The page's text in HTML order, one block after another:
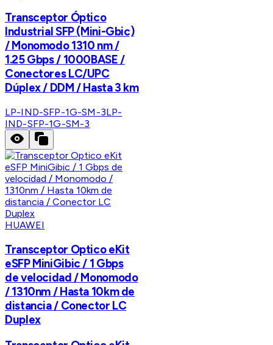
Transceptor Óptico
Industrial SFP (Mini-Gbic)
/ Monomodo 1310 nm /
1.25 Gbps / 1000BASE /
Conectores LC/UPC
Dúplex / DDM / Hasta 3 km
LP-IND-SFP-1G-SM-3LP-
IND-SFP-1G-SM-3
HUAWEI
Transceptor Optico eKit
eSFP MiniGibic / 1 Gbps
de velocidad / Monomodo
/ 1310nm / Hasta 10km de
distancia / Conector LC
Duplex